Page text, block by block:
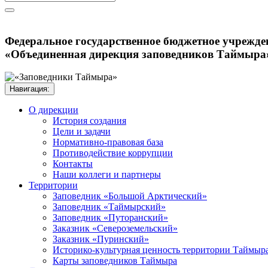
Федеральное государственное бюджетное
«Объединенная дирекция заповедников
Навигация:
О дирекции
История создания
Цели и задачи
Нормативно-правовая база
Противодействие коррупции
Контакты
Наши коллеги и партнеры
Территории
Заповедник «Большой Арктический»
Заповедник «Таймырский»
Заповедник «Путоранский»
Заказник «Североземельский»
Заказник «Пуринский»
Историко-культурная ценность территории
Карты заповедников Таймыра